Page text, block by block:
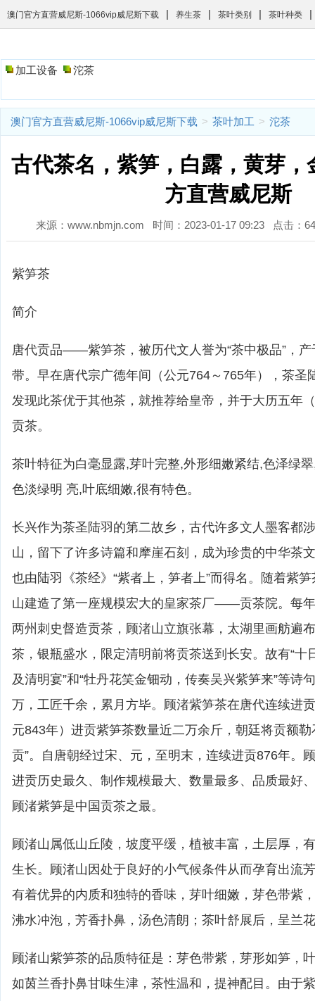
澳门官方直营威尼斯-1066vip威尼斯下载 | 养生茶 | 茶叶类别 | 茶叶种类 |
加工设备 沱茶
澳门官方直营威尼斯-1066vip威尼斯下载 > 茶叶加工 > 沱茶
古代茶名，紫笋，白露，黄芽，
方直营威尼斯
来源：www.nbmjn.com 时间：2023-01-17 09:23 点击：
紫笋茶
简介
唐代贡品――紫笋茶，被历代文人誉为“茶中极品”，
带。早在唐代宗广德年间（公元764～765年），茶圣
发现此茶优于其他茶，就推荐给皇帝，并于大历五年
贡茶。
茶叶特征为白毫显露,芽叶完整,外形细嫩紧结,色泽绿
色淡绿明 亮,叶底细嫩,很有特色。
长兴作为茶圣陆羽的第二故乡，古代许多文人墨客都
山，留下了许多诗篇和摩崖石刻，成为珍贵的中华茶
也由陆羽《茶经》“紫者上，笋者上”而得名。随着紫
山建造了第一座规模宏大的皇家茶厂――贡茶院。每
两州刺史督造贡茶，顾渚山立旗张幕，太湖里画舫遍
茶，银瓶盛水，限定清明前将贡茶送到长安。故有“十
及清明宴”和“牡丹花笑金钿动，传奏吴兴紫笋来”等诗
万，工匠千余，累月方毕。顾渚紫笋茶在唐代连续进
元843年）进贡紫笋茶数量近二万余斤，朝廷将贡额
贡”。自唐朝经过宋、元，至明末，连续进贡876年。
进贡历史最久、制作规模最大、数量最多、品质最好
顾渚紫笋是中国贡茶之最。
顾渚山属低山丘陵，坡度平缓，植被丰富，土层厚，
生长。顾渚山因处于良好的小气候条件从而孕育出流
有着优异的内质和独特的香味，芽叶细嫩，芽色带紫
沸水冲泡，芳香扑鼻，汤色清朗；茶叶舒展后，呈兰
顾渚山紫笋茶的品质特征是：芽色带紫，芽形如笋，
如茵兰香扑鼻甘味生津，茶性温和，提神配目。由于